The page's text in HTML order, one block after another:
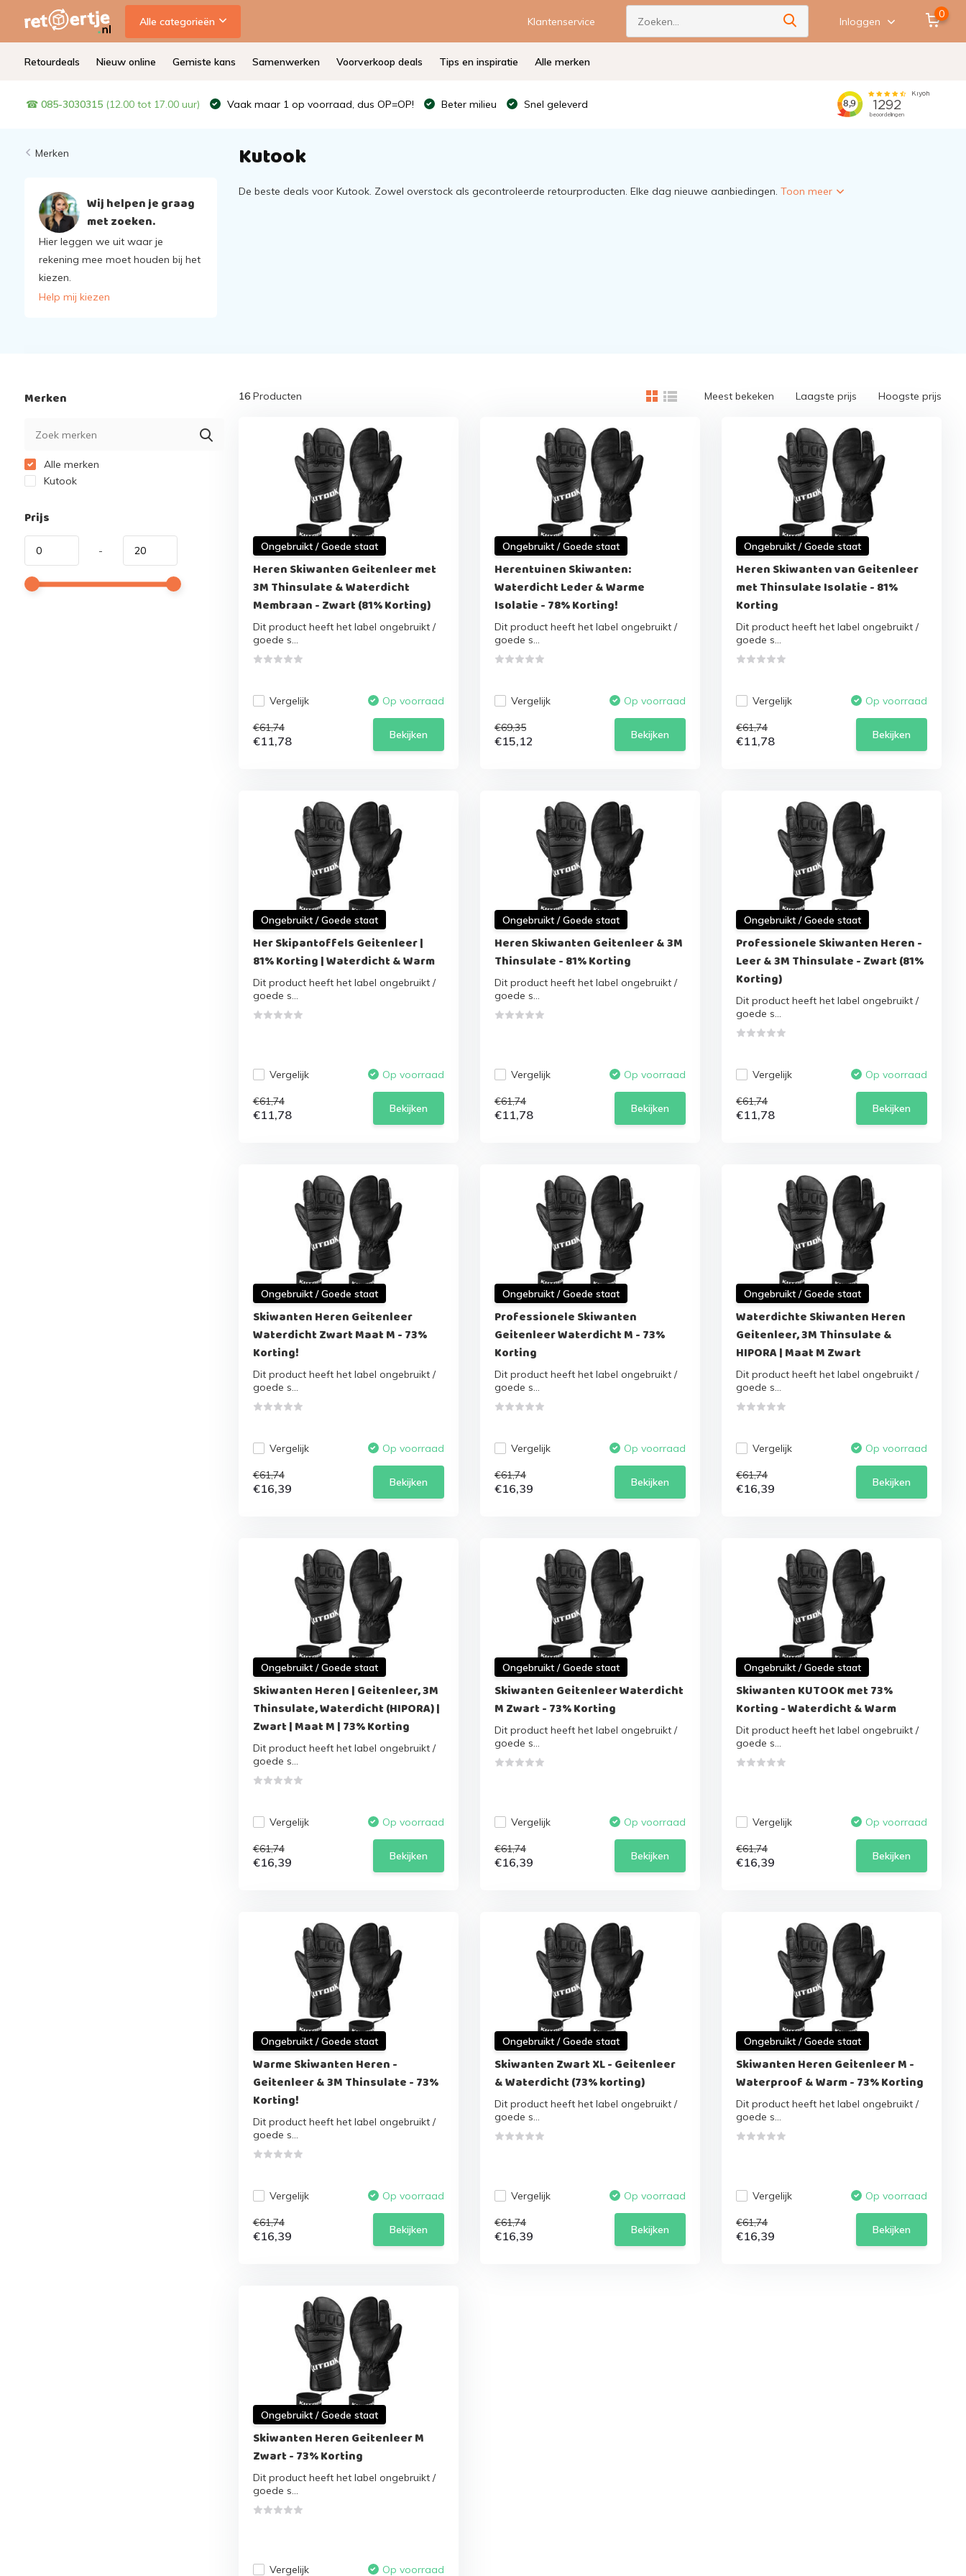
Alle categorieën Klantenservice Inloggen
0
Retourdeals Nieuw online Gemiste kans Samenwerken Voorverkoop deals Tips en inspiratie Alle merken
☎ 085-3030315 (12.00 tot 17.00 uur) Vaak maar 1 op voorraad, dus OP=OP! Beter milieu Snel geleverd
Merken
Wij helpen je graag
met zoeken.
Hier leggen we uit waar je
rekening mee moet houden bij het
kiezen.
Help mij kiezen
Kutook
De beste deals voor Kutook. Zowel overstock als gecontroleerde retourproducten. Elke dag nieuwe aanbiedingen. Toon meer
Merken
Alle merken
Kutook
Prijs
-
16Producten Meest bekeken Laagste prijs Hoogste prijs
Ongebruikt / Goede staat
Heren Skiwanten Geitenleer met
3M Thinsulate & Waterdicht
Membraan - Zwart (81% Korting)
Dit product heeft het label ongebruikt /
goede s...
Vergelijk Op voorraad
€61,74
€11,78 Bekijken
Ongebruikt / Goede staat
Herentuinen Skiwanten:
Waterdicht Leder & Warme
Isolatie - 78% Korting!
Dit product heeft het label ongebruikt /
goede s...
Vergelijk Op voorraad
€69,35
€15,12 Bekijken
Ongebruikt / Goede staat
Heren Skiwanten van Geitenleer
met Thinsulate Isolatie - 81%
Korting
Dit product heeft het label ongebruikt /
goede s...
Vergelijk Op voorraad
€61,74
€11,78 Bekijken
Ongebruikt / Goede staat
Her Skipantoffels Geitenleer |
81% Korting | Waterdicht & Warm
Dit product heeft het label ongebruikt /
goede s...
Vergelijk Op voorraad
€61,74
€11,78 Bekijken
Ongebruikt / Goede staat
Heren Skiwanten Geitenleer & 3M
Thinsulate - 81% Korting
Dit product heeft het label ongebruikt /
goede s...
Vergelijk Op voorraad
€61,74
€11,78 Bekijken
Ongebruikt / Goede staat
Professionele Skiwanten Heren -
Leer & 3M Thinsulate - Zwart (81%
Korting)
Dit product heeft het label ongebruikt /
goede s...
Vergelijk Op voorraad
€61,74
€11,78 Bekijken
Ongebruikt / Goede staat
Skiwanten Heren Geitenleer
Waterdicht Zwart Maat M - 73%
Korting!
Dit product heeft het label ongebruikt /
goede s...
Vergelijk Op voorraad
€61,74
€16,39 Bekijken
Ongebruikt / Goede staat
Professionele Skiwanten
Geitenleer Waterdicht M - 73%
Korting
Dit product heeft het label ongebruikt /
goede s...
Vergelijk Op voorraad
€61,74
€16,39 Bekijken
Ongebruikt / Goede staat
Waterdichte Skiwanten Heren
Geitenleer, 3M Thinsulate &
HIPORA | Maat M Zwart
Dit product heeft het label ongebruikt /
goede s...
Vergelijk Op voorraad
€61,74
€16,39 Bekijken
Ongebruikt / Goede staat
Skiwanten Heren | Geitenleer, 3M
Thinsulate, Waterdicht (HIPORA) |
Zwart | Maat M | 73% Korting
Dit product heeft het label ongebruikt /
goede s...
Vergelijk Op voorraad
€61,74
€16,39 Bekijken
Ongebruikt / Goede staat
Skiwanten Geitenleer Waterdicht
M Zwart - 73% Korting
Dit product heeft het label ongebruikt /
goede s...
Vergelijk Op voorraad
€61,74
€16,39 Bekijken
Ongebruikt / Goede staat
Skiwanten KUTOOK met 73%
Korting - Waterdicht & Warm
Dit product heeft het label ongebruikt /
goede s...
Vergelijk Op voorraad
€61,74
€16,39 Bekijken
Ongebruikt / Goede staat
Warme Skiwanten Heren -
Geitenleer & 3M Thinsulate - 73%
Korting!
Dit product heeft het label ongebruikt /
goede s...
Vergelijk Op voorraad
€61,74
€16,39 Bekijken
Ongebruikt / Goede staat
Skiwanten Zwart XL - Geitenleer
& Waterdicht (73% korting)
Dit product heeft het label ongebruikt /
goede s...
Vergelijk Op voorraad
€61,74
€16,39 Bekijken
Ongebruikt / Goede staat
Skiwanten Heren Geitenleer M -
Waterproof & Warm - 73% Korting
Dit product heeft het label ongebruikt /
goede s...
Vergelijk Op voorraad
€61,74
€16,39 Bekijken
Ongebruikt / Goede staat
Skiwanten Heren Geitenleer M
Zwart - 73% Korting
Dit product heeft het label ongebruikt /
goede s...
Vergelijk Op voorraad